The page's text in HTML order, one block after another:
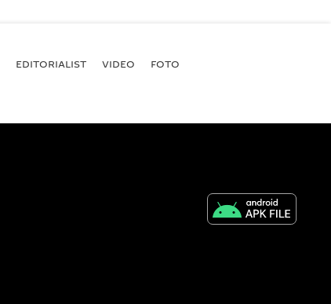
EDITORIALIST VIDEO FOTO